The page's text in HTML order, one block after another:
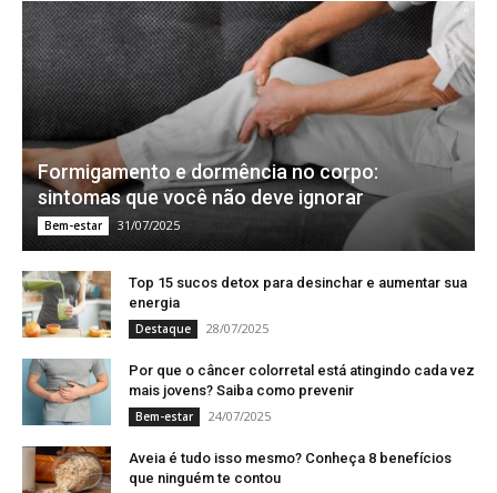
Formigamento e dormência no corpo:
sintomas que você não deve ignorar
Bem-estar 31/07/2025
Top 15 sucos detox para desinchar e aumentar sua
energia
Destaque 28/07/2025
Por que o câncer colorretal está atingindo cada vez
mais jovens? Saiba como prevenir
Bem-estar 24/07/2025
Aveia é tudo isso mesmo? Conheça 8 benefícios
que ninguém te contou